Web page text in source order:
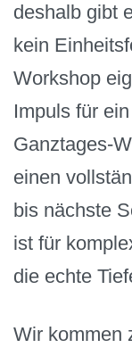
deshalb gibt
kein
Workshop
Impuls für
Ganztages-
einen
bis nächste
ist für
die echte
Wir kommen